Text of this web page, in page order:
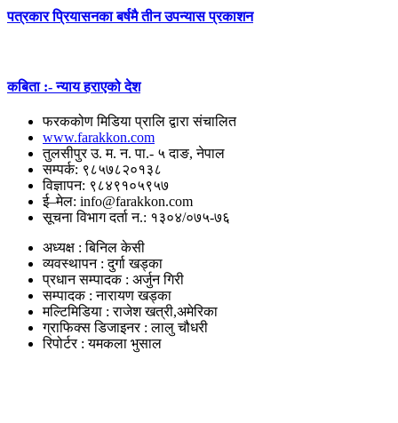
पत्रकार प्रियासनका बर्षमै तीन उपन्यास प्रकाशन
कबिता :- न्याय हराएको देश
फरककोण मिडिया प्रालि द्वारा संचालित
www.farakkon.com
तुलसीपुर उ. म. न. पा.- ५ दाङ, नेपाल
सम्पर्क: ९८५७८२०१३८
विज्ञापन: ९८४९१०५९५७
ई–मेल: info@farakkon.com
सूचना विभाग दर्ता न.: १३०४/०७५-७६
अध्यक्ष : बिनिल केसी
व्यवस्थापन : दुर्गा खड्का
प्रधान सम्पादक : अर्जुन गिरी
सम्पादक : नारायण खड्का
मल्टिमिडिया : राजेश खत्री,अमेरिका
ग्राफिक्स डिजाइनर : लालु चौधरी
रिपोर्टर : यमकला भुसाल